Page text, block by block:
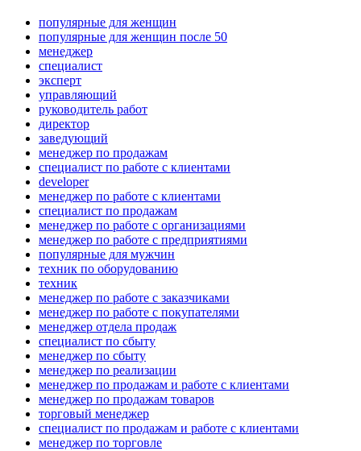
популярные для женщин
популярные для женщин после 50
менеджер
специалист
эксперт
управляющий
руководитель работ
директор
заведующий
менеджер по продажам
специалист по работе с клиентами
developer
менеджер по работе с клиентами
специалист по продажам
менеджер по работе с организациями
менеджер по работе с предприятиями
популярные для мужчин
техник по оборудованию
техник
менеджер по работе с заказчиками
менеджер по работе с покупателями
менеджер отдела продаж
специалист по сбыту
менеджер по сбыту
менеджер по реализации
менеджер по продажам и работе с клиентами
менеджер по продажам товаров
торговый менеджер
специалист по продажам и работе с клиентами
менеджер по торговле